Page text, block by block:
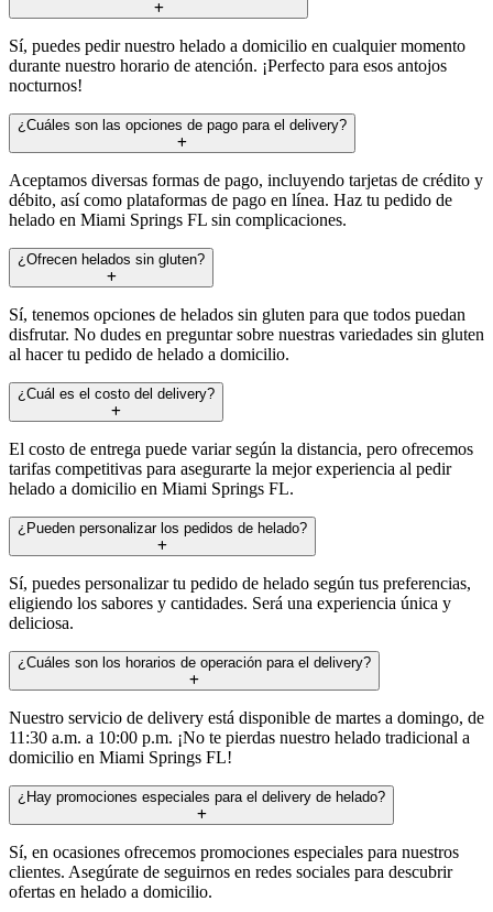
Sí, puedes pedir nuestro helado a domicilio en cualquier momento
durante nuestro horario de atención. ¡Perfecto para esos antojos
nocturnos!
¿Cuáles son las opciones de pago para el delivery?
Aceptamos diversas formas de pago, incluyendo tarjetas de crédito y
débito, así como plataformas de pago en línea. Haz tu pedido de
helado en Miami Springs FL sin complicaciones.
¿Ofrecen helados sin gluten?
Sí, tenemos opciones de helados sin gluten para que todos puedan
disfrutar. No dudes en preguntar sobre nuestras variedades sin gluten
al hacer tu pedido de helado a domicilio.
¿Cuál es el costo del delivery?
El costo de entrega puede variar según la distancia, pero ofrecemos
tarifas competitivas para asegurarte la mejor experiencia al pedir
helado a domicilio en Miami Springs FL.
¿Pueden personalizar los pedidos de helado?
Sí, puedes personalizar tu pedido de helado según tus preferencias,
eligiendo los sabores y cantidades. Será una experiencia única y
deliciosa.
¿Cuáles son los horarios de operación para el delivery?
Nuestro servicio de delivery está disponible de martes a domingo, de
11:30 a.m. a 10:00 p.m. ¡No te pierdas nuestro helado tradicional a
domicilio en Miami Springs FL!
¿Hay promociones especiales para el delivery de helado?
Sí, en ocasiones ofrecemos promociones especiales para nuestros
clientes. Asegúrate de seguirnos en redes sociales para descubrir
ofertas en helado a domicilio.